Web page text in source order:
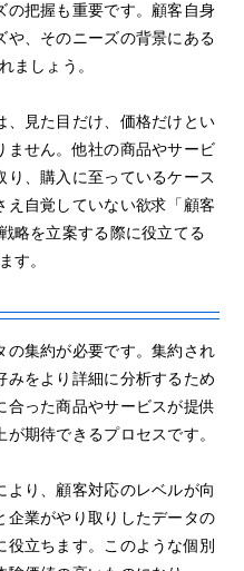
の把握も重要です。顧客自身
や、そのニーズの背景にある
ましょう。
、見た目だけ、価格だけとい
ません。他社の商品やサービ
り、購入に至っているケース
え自覚していない欲求「顧客
略を立案する際に役立てる
す。
の集約が必要です。集約され
みをより詳細に分析するため
合った商品やサービスが提供
期待できるプロセスです。
より、顧客対応のレベルが向
企業がやり取りしたデータの
立ちます。このような個別